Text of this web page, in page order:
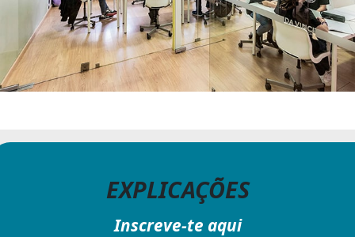
EXPLICAÇÕES
Inscreve-te aqui